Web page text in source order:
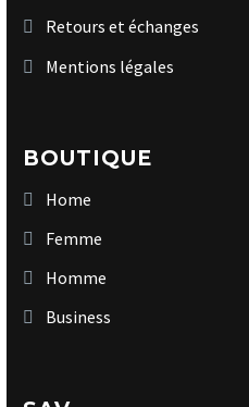
Retours et échanges
Mentions légales
BOUTIQUE
Home
Femme
Homme
Business